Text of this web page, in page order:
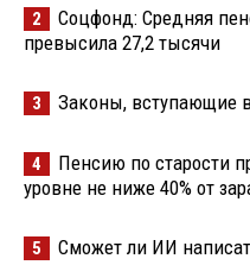
2
Соцфонд: Средняя
превысила 27,2 тысячи
3 Законы, вступающие в
4
Пенсию по старости
уровне не ниже 40% от
5 Сможет ли ИИ